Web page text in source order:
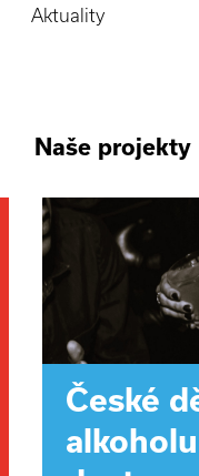
Aktuality
Naše projekty
České